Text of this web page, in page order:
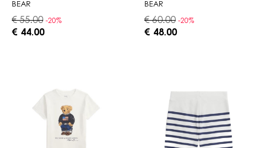
BEAR
€ 55.00 -20%
€ 44.00
BEAR
€ 60.00 -20%
€ 48.00